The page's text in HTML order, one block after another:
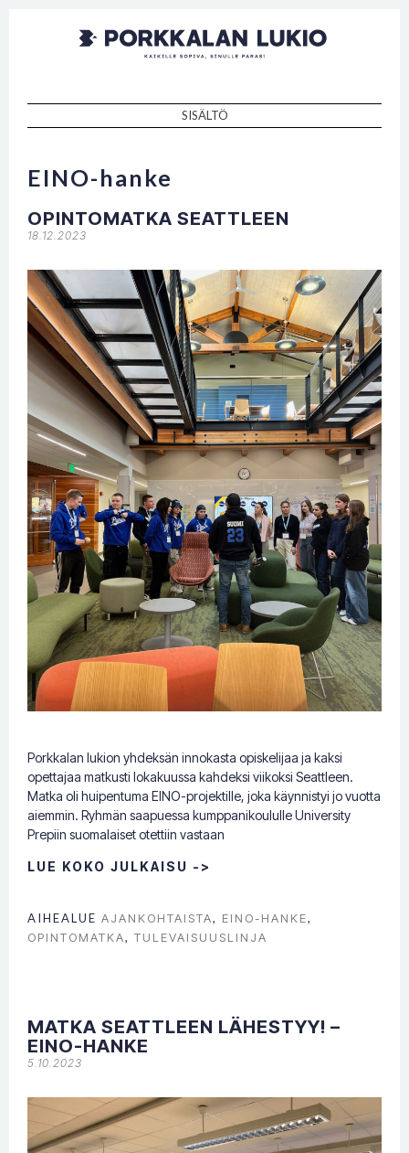
Porkkalan
lukio
Kaikille sopiva, sinulle paras!
SISÄLTÖ
EINO-hanke
OPINTOMATKA SEATTLEEN
18.12.2023
Porkkalan lukion yhdeksän innokasta opiskelijaa ja kaksi
opettajaa matkusti lokakuussa kahdeksi viikoksi Seattleen.
Matka oli huipentuma EINO-projektille, joka käynnistyi jo vuotta
aiemmin. Ryhmän saapuessa kumppanikoululle University
Prepiin suomalaiset otettiin vastaan
LUE KOKO JULKAISU ->
AIHEALUE AJANKOHTAISTA, EINO-HANKE,
OPINTOMATKA, TULEVAISUUSLINJA
MATKA SEATTLEEN LÄHESTYY! –
EINO-HANKE
5.10.2023